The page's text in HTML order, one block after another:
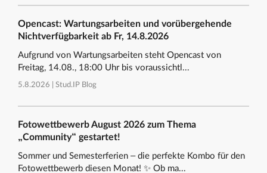
Opencast: Wartungsarbeiten und vorübergehende
Nichtverfügbarkeit ab Fr, 14.8.2026
Aufgrund von Wartungsarbeiten steht Opencast von
Freitag, 14.08., 18:00 Uhr bis voraussichtl...
5.8.2026 | Stud.IP Blog
Fotowettbewerb August 2026 zum Thema
„Community“ gestartet!
Sommer und Semesterferien – die perfekte Kombo für den
Fotowettbewerb diesen Monat! ✨ Ob ma...